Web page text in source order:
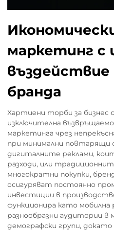
маркетинг с
въздействие
бранда
Хартиени торби за бизнес
изключителна
маркетинга чрез
при минимални повтарящи
дигиталните реклами,
разходи, или
многократни покупки,
осигуряват постоянно
инвестиции в
функционира като мобилна
разнообразни аудитории
демографски групи,